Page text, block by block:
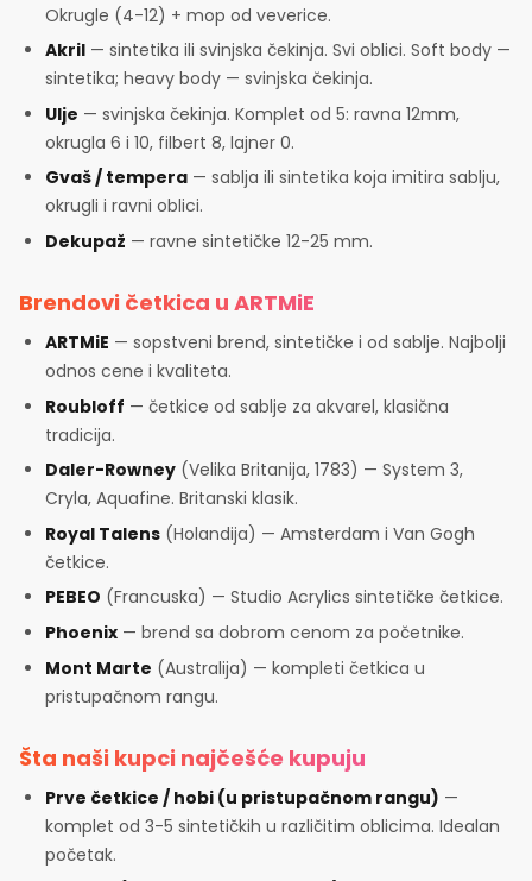
Okrugle (4-12) + mop od veverice.
Akril — sintetika ili svinjska čekinja. Svi oblici. Soft body —
sintetika; heavy body — svinjska čekinja.
Ulje — svinjska čekinja. Komplet od 5: ravna 12mm,
okrugla 6 i 10, filbert 8, lajner 0.
Gvaš / tempera — sablja ili sintetika koja imitira sablju,
okrugli i ravni oblici.
Dekupaž — ravne sintetičke 12-25 mm.
Brendovi četkica u ARTMiE
ARTMiE — sopstveni brend, sintetičke i od sablje. Najbolji
odnos cene i kvaliteta.
Roubloff — četkice od sablje za akvarel, klasična
tradicija.
Daler-Rowney (Velika Britanija, 1783) — System 3,
Cryla, Aquafine. Britanski klasik.
Royal Talens (Holandija) — Amsterdam i Van Gogh
četkice.
PEBEO (Francuska) — Studio Acrylics sintetičke četkice.
Phoenix — brend sa dobrom cenom za početnike.
Mont Marte (Australija) — kompleti četkica u
pristupačnom rangu.
Šta naši kupci najčešće kupuju
Prve četkice / hobi (u pristupačnom rangu) —
komplet od 3-5 sintetičkih u različitim oblicima. Idealan
početak.